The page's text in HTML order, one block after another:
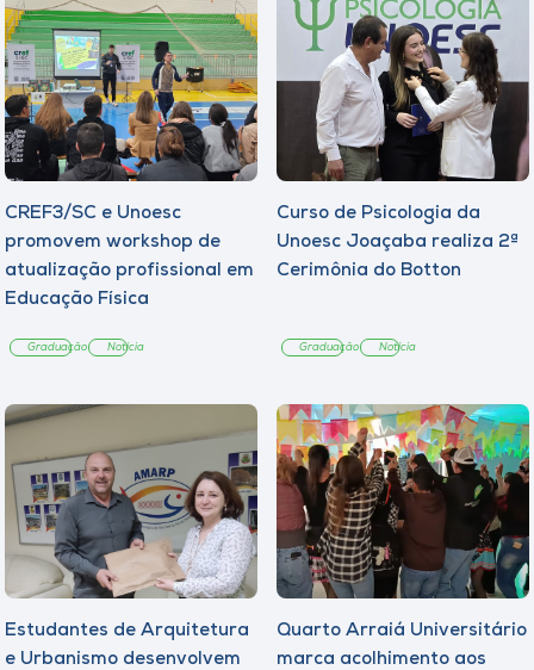
Unoesc
Store
Selecione
A+
CREF3/SC e Unoesc
promovem workshop de
atualização profissional em
Educação Física
Graduação Notícia
Curso de Psicologia da
Unoesc Joaçaba realiza 2ª
Cerimônia do Botton
Graduação Notícia
Estudantes de Arquitetura
e Urbanismo desenvolvem
Quarto Arraiá Universitário
marca acolhimento aos